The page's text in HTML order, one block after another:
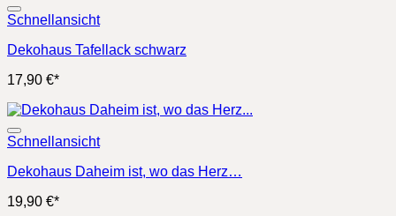
Schnellansicht
Dekohaus Tafellack schwarz
17,90 €*
Schnellansicht
Dekohaus Daheim ist, wo das Herz…
19,90 €*